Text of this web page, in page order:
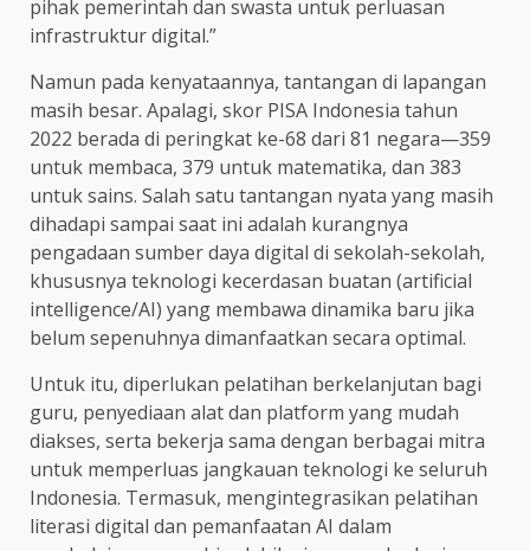
pihak pemerintah dan swasta untuk perluasan
infrastruktur digital.”
Namun pada kenyataannya, tantangan di lapangan
masih besar. Apalagi, skor PISA Indonesia tahun
2022 berada di peringkat ke-68 dari 81 negara—359
untuk membaca, 379 untuk matematika, dan 383
untuk sains. Salah satu tantangan nyata yang masih
dihadapi sampai saat ini adalah kurangnya
pengadaan sumber daya digital di sekolah-sekolah,
khususnya teknologi kecerdasan buatan (artificial
intelligence/AI) yang membawa dinamika baru jika
belum sepenuhnya dimanfaatkan secara optimal.
Untuk itu, diperlukan pelatihan berkelanjutan bagi
guru, penyediaan alat dan platform yang mudah
diakses, serta bekerja sama dengan berbagai mitra
untuk memperluas jangkauan teknologi ke seluruh
Indonesia. Termasuk, mengintegrasikan pelatihan
literasi digital dan pemanfaatan AI dalam